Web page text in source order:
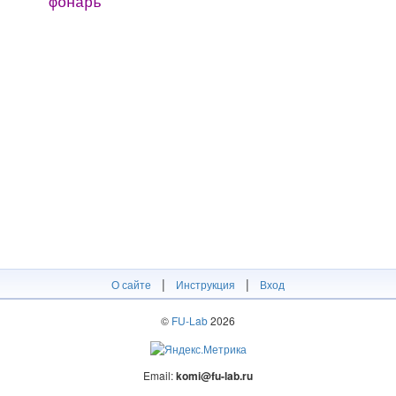
О сайте | Инструкция | Вход
© FU-Lab2026
Email:komi@fu-lab.ru